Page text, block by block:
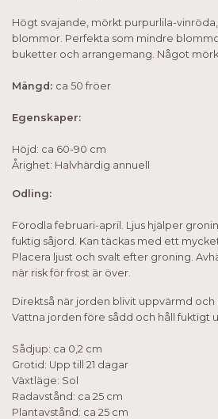
Högt svajande, mörkt purpurlila-
blommor. Perfekta som mindre
buketter och arrangemang. Något
Mängd: ca 50 fröer
Egenskaper:
Höjd: ca 60-90 cm
Årighet: Halvhärdig annuell
Odling:
Förodla februari-april. Ljus hjälper
fuktig såjord. Kan täckas med ett
Placera ljust och svalt efter groning.
när risk för frost är över.
Direktså när jorden blivit uppvärmd och
Vattna jorden före sådd och håll fuktigt
Sådjup: ca 0,2 cm
Grotid: Upp till 21 dagar
Växtläge: Sol
Radavstånd: ca 25 cm
Plantavstånd: ca 25 cm